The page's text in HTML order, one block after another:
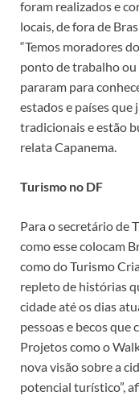
foram realizados e
locais, de fora de
“Temos moradores
ponto de trabalho ou
pararam para
estados e países
tradicionais e estão
relata Capanema.
Turismo no DF
Para o secretário de
como esse colocam
como do Turismo
repleto de histórias
cidade até os dias
pessoas e becos que
Projetos como o
nova visão sobre a
potencial turístico”,